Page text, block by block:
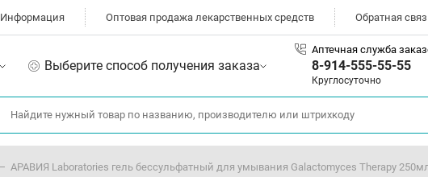
Информация Оптовая продажа лекарственных средств Обратная
Выберите способ получения заказа
Аптечная служба
8-914-555-55-55
Круглосуточно
АРАВИЯ Laboratories гель бессульфатный для умывания Galactomyces Therapy